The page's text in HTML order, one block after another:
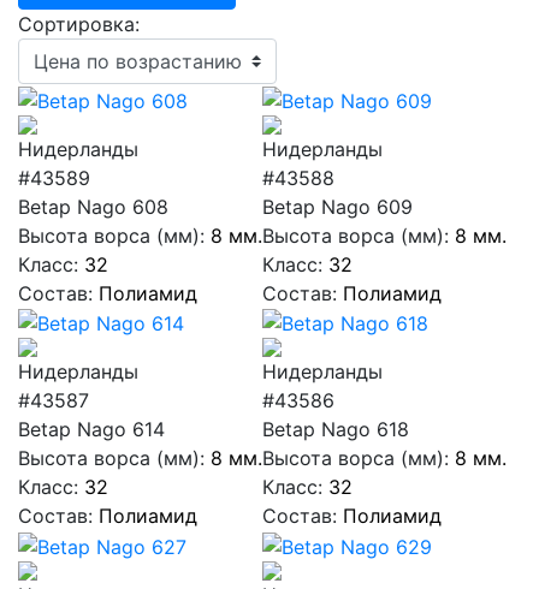
Сортировка:
#43589
Betap Nago 608
Высота ворса (мм): 8 мм.
Класс: 32
Состав: Полиамид
#43588
Betap Nago 609
Высота ворса (мм): 8 мм.
Класс: 32
Состав: Полиамид
#43587
Betap Nago 614
Высота ворса (мм): 8 мм.
Класс: 32
Состав: Полиамид
#43586
Betap Nago 618
Высота ворса (мм): 8 мм.
Класс: 32
Состав: Полиамид